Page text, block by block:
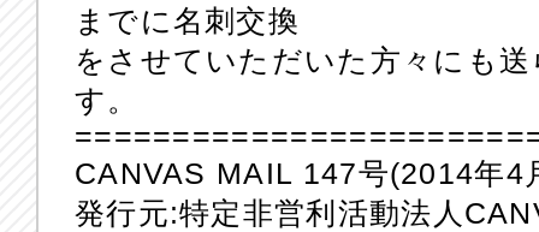
までに名刺交換
をさせていただいた方々にも
す。
CANVAS MAIL 147号(2014年4
発行元:特定非営利活動法人